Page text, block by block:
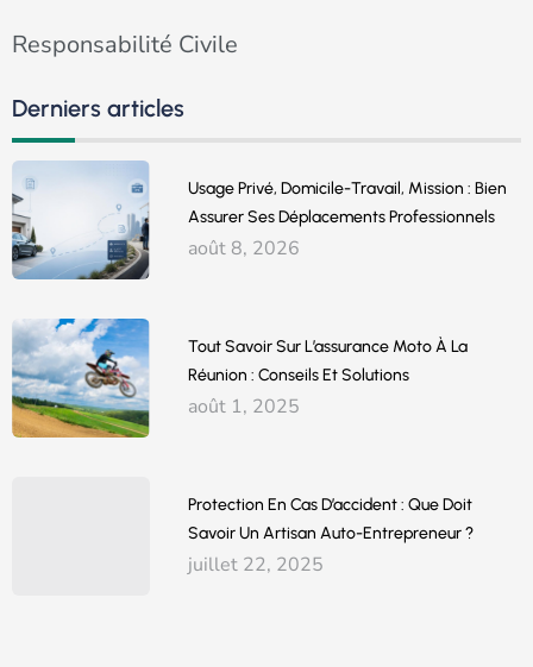
Responsabilité Civile
Derniers articles
Usage Privé, Domicile-Travail, Mission : Bien
Assurer Ses Déplacements Professionnels
août 8, 2026
Tout Savoir Sur L’assurance Moto À La
Réunion : Conseils Et Solutions
août 1, 2025
Protection En Cas D’accident : Que Doit
Savoir Un Artisan Auto-Entrepreneur ?
juillet 22, 2025